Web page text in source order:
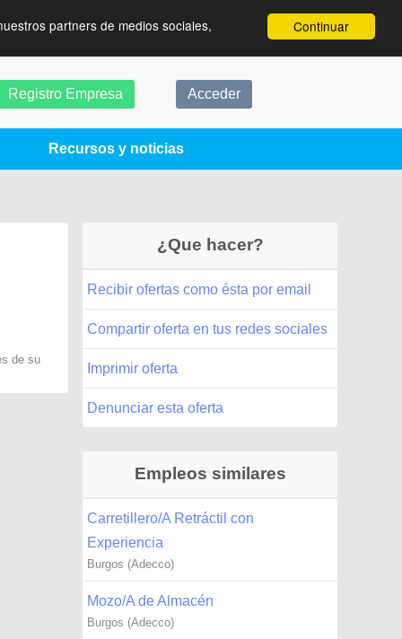
Continuar
partners de medios sociales,
Registro Empresa Acceder
Recursos y noticias
de su
¿Que hacer?
Recibir ofertas como ésta por email
Compartir oferta en tus redes sociales
Imprimir oferta
Denunciar esta oferta
Empleos similares
Carretillero/A Retráctil con
Experiencia
Burgos (Adecco)
Mozo/A de Almacén
Burgos (Adecco)